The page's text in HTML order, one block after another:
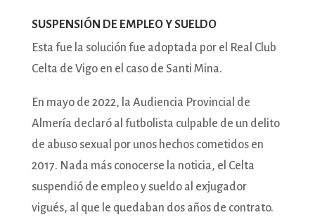
SUSPENSIÓN DE EMPLEO Y SUELDO
Esta fue la solución fue adoptada por el Real Club
Celta de Vigo en el caso de Santi Mina.
En mayo de 2022, la Audiencia Provincial de
Almería declaró al futbolista culpable de un delito
de abuso sexual por unos hechos cometidos en
2017. Nada más conocerse la noticia, el Celta
suspendió de empleo y sueldo al exjugador
vigués, al que le quedaban dos años de contrato.